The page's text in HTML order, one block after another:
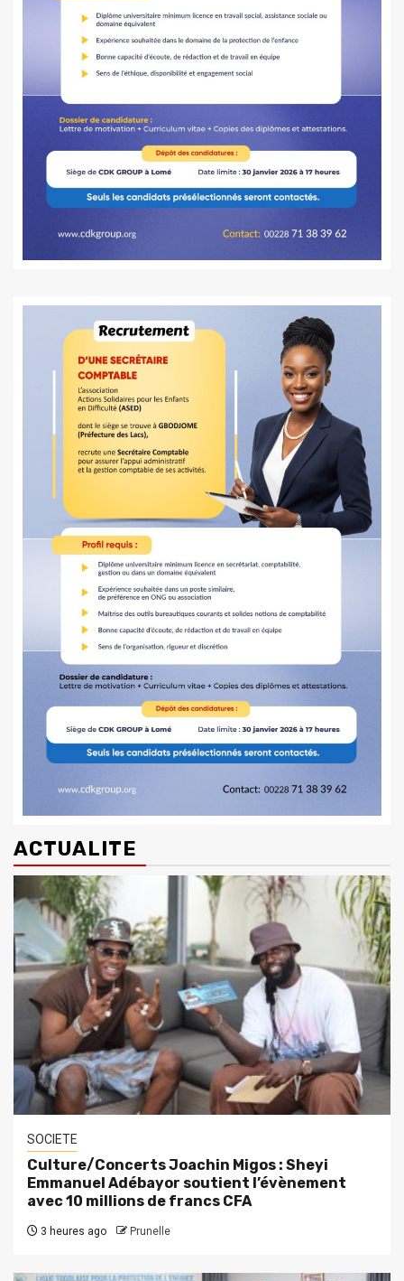
ACTUALITE
SOCIETE
Culture/Concerts Joachin Migos : Sheyi
Emmanuel Adébayor soutient l’évènement
avec 10 millions de francs CFA
3 heures ago Prunelle